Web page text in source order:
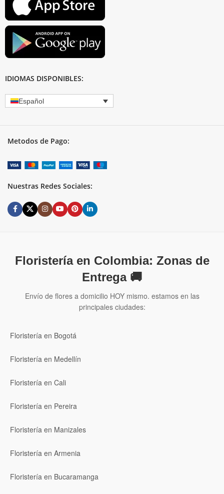
IDIOMAS DISPONIBLES:
Español
Metodos de Pago:
Nuestras Redes Sociales:
Floristería en Colombia: Zonas de
Entrega 🚚
Envío de flores a domicilio HOY mismo. estamos en las
principales ciudades:
Floristería en Bogotá
Floristería en Medellín
Floristería en Cali
Floristería en Pereira
Floristería en Manizales
Floristería en Armenia
Floristería en Bucaramanga